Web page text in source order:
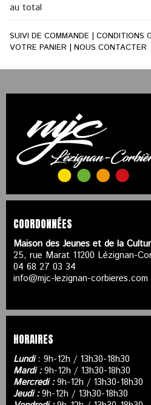
au total
SUIVI DE COMMANDE | CONDITIONS
VOTRE PANIER | NOUS CONTACTER
COORDONNÉES
Maison des Jeunes et de la
25, rue Marat 11200 Lézignan-
04 68 27 03 34
info@mjc-lezignan-corbieres.com
HORAIRES
Lundi: 9h-12h / 13h30-18h30
Mardi :9h-12h / 13h30-18h30
Mercredi :9h-12h / 13h30-18h30
Jeudi :9h-12h / 13h30-18h30